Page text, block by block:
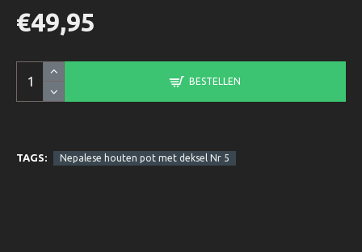
€49,95
BESTELLEN
TAGS: Nepalese houten pot met deksel Nr 5